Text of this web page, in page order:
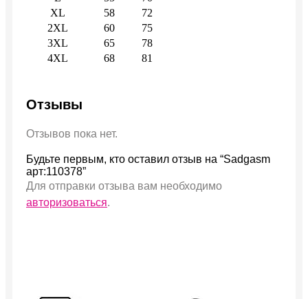
XL
58
72
2XL
60
75
3XL
65
78
4XL
68 81
Отзывы
Отзывов пока нет.
Будьте первым, кто оставил отзыв на “Sadgasm
арт:110378”
Для отправки отзыва вам необходимо
авторизоваться.